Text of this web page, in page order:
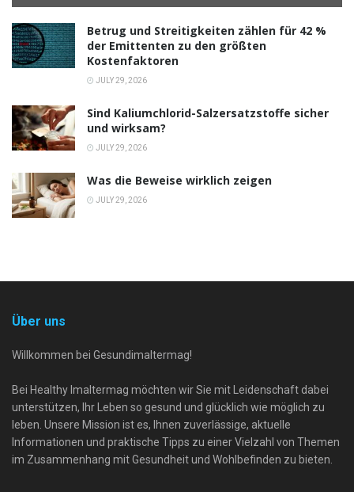
Betrug und Streitigkeiten zählen für 42 %
der Emittenten zu den größten
Kostenfaktoren
JULY 29, 2026
Sind Kaliumchlorid-Salzersatzstoffe sicher
und wirksam?
JULY 29, 2026
Was die Beweise wirklich zeigen
JULY 29, 2026
Über uns
Willkommen bei Gesundimaltermag!
Bei Healthy Imaltermag möchten wir Sie mit Leidenschaft dabei
unterstützen, Ihr Leben so gesund und glücklich wie möglich zu
leben. Unsere Mission ist es, Ihnen zuverlässige, aktuelle
Informationen und praktische Tipps zu einer Vielzahl von Themen
im Zusammenhang mit Gesundheit und Wohlbefinden zu bieten.